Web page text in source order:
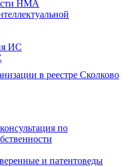
НМА
ИС
в реестре Сколково
по
и патентоведы